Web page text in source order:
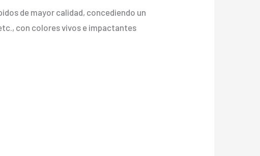
de mayor calidad, concediendo un
con colores vivos e impactantes